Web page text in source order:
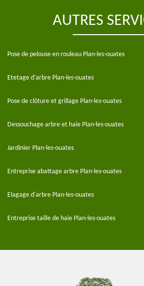
AUTRES
Pose de pelouse en rouleau Plan-les-ouates
Etetage d'arbre Plan-les-ouates
Pose de clôture et grillage Plan-les-ouates
Dessouchage arbre et haie Plan-les-ouates
Jardinier Plan-les-ouates
Entreprise abattage arbre Plan-les-ouates
Elagage d'arbre Plan-les-ouates
Entreprise taille de haie Plan-les-ouates